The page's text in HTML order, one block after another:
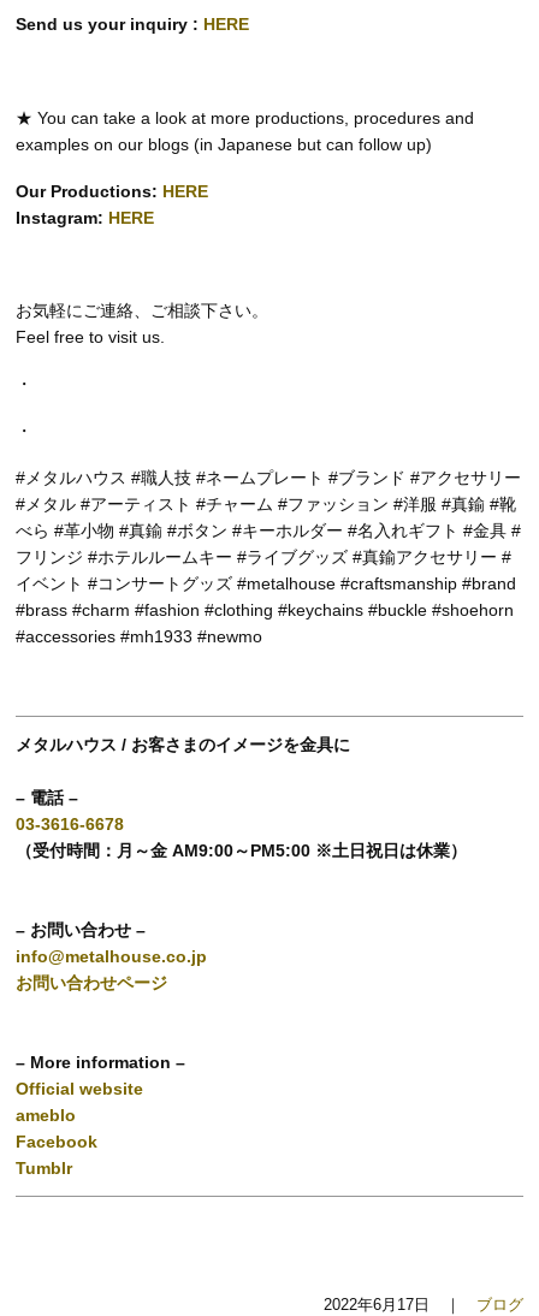
Send us your inquiry : HERE
★ You can take a look at more productions, procedures and
examples on our blogs (in Japanese but can follow up)
Our Productions: HERE
Instagram: HERE
お気軽にご連絡、ご相談下さい。
Feel free to visit us.
・
・
#メタルハウス #職人技 #ネームプレート #ブランド #アクセサリー
#メタル #アーティスト #チャーム #ファッション #洋服 #真鍮 #靴
べら #革小物 #真鍮 #ボタン #キーホルダー #名入れギフト #金具 #
フリンジ #ホテルルームキー #ライブグッズ #真鍮アクセサリー #
イベント #コンサートグッズ #metalhouse #craftsmanship #brand
#brass #charm #fashion #clothing #keychains #buckle #shoehorn
#accessories #mh1933 #newmo
メタルハウス / お客さまのイメージを金具に
– 電話 –
03-3616-6678
（受付時間：月～金 AM9:00～PM5:00 ※土日祝日は休業）
– お問い合わせ –
info@metalhouse.co.jp
お問い合わせページ
– More information –
Official website
ameblo
Facebook
Tumblr
2022年6月17日 ｜ ブログ